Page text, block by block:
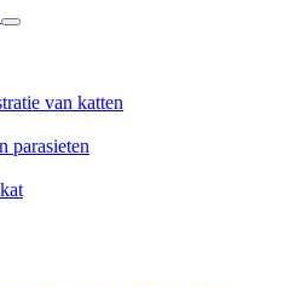
van katten
parasieten